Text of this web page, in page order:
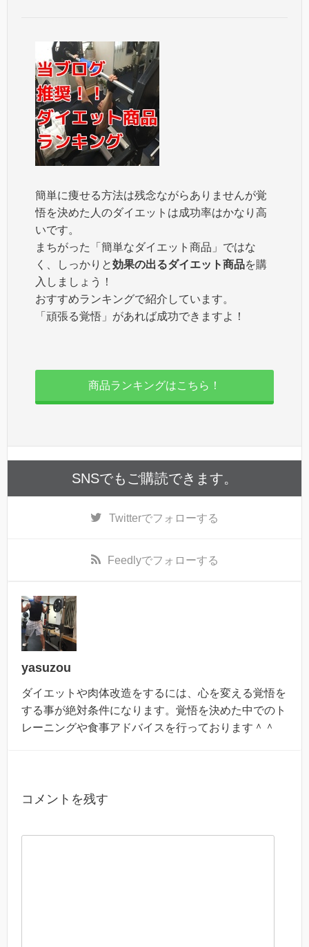
簡単に痩せる方法は残念ながらありませんが覚
悟を決めた人のダイエットは成功率はかなり高
いです。
まちがった「簡単なダイエット商品」ではな
く、しっかりと効果の出るダイエット商品を購
入しましょう！
おすすめランキングで紹介しています。
「頑張る覚悟」があれば成功できますよ！
商品ランキングはこちら！
SNSでもご購読できます。
Twitterでフォローする
Feedlyでフォローする
yasuzou
ダイエットや肉体改造をするには、心を変える覚悟を
する事が絶対条件になります。覚悟を決めた中でのト
レーニングや食事アドバイスを行っております＾＾
コメントを残す